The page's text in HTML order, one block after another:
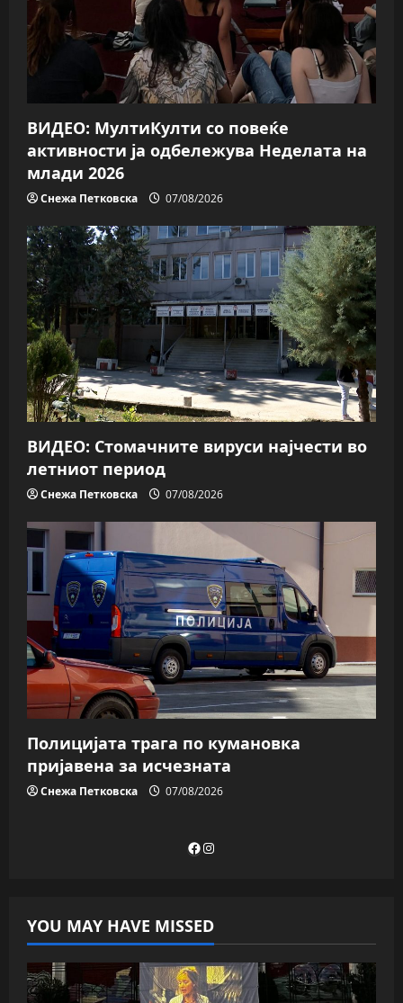
t
i
o
n
ВИДЕО: МултиКулти со повеќе
активности ја одбележува Неделата на
млади 2026
Снежа Петковска 07/08/2026
ВИДЕО: Стомачните вируси најчести во
летниот период
Снежа Петковска 07/08/2026
Полицијата трага пo кумановка
пријавена за исчезната
Снежа Петковска 07/08/2026
Facebook
Instagram
YOU MAY HAVE MISSED